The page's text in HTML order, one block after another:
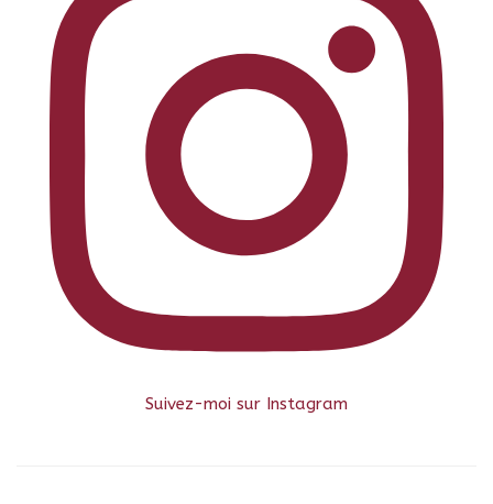
Suivez-moi sur Instagram